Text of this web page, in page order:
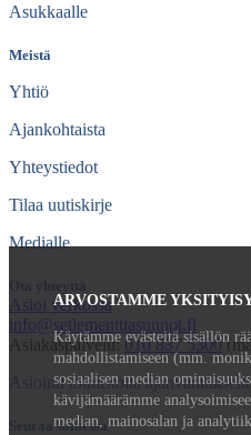
ARVOSTAMME
Käytämme evästeitä sisällön
mahdollistamiseen (mm.
sosiaalisen median
kävijämäärämme
median, mainosalan ja
Asukkaalle
Meistä
Yhtiö
Ajankohtaista
Yhteystiedot
Tilaa uutiskirje
Medialle
Asioi verkossa
info@setlementtiasunnot.fi
Asiakaspalvelu: 010 837 5300
Asiointi toimistolla
Seuraa somessa